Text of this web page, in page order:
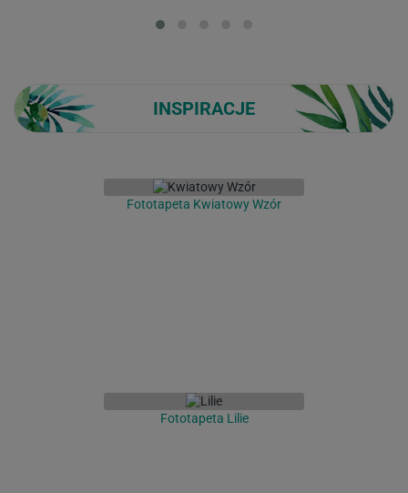
INSPIRACJE
Fototapeta Kwiatowy Wzór
Fototapeta Lilie